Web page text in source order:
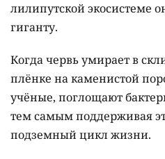
лилипутской экосистеме
гиганту.
Когда червь умирает в
плёнке на каменистой
учёные, поглощают
тем самым поддерживая
подземный цикл жизни.